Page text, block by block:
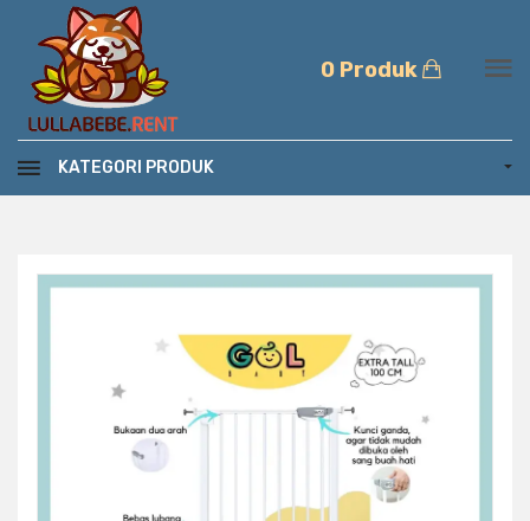
0 Produk
KATEGORI PRODUK